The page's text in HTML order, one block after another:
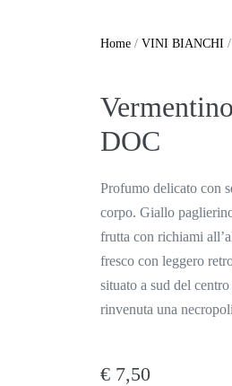
Home / VINI BIANCHI
DOC
Profumo delicato con
corpo. Giallo
frutta con richiami
fresco con leggero
situato a sud del
rinvenuta una
€ 7,50